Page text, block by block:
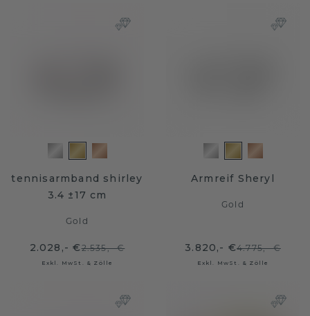
tennisarmband shirley
3.4 ±17 cm
Gold
2.028,- €2.535,- €
Exkl. MwSt. & Zölle
Armreif Sheryl
Gold
3.820,- €4.775,- €
Exkl. MwSt. & Zölle